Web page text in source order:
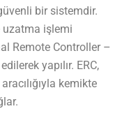
bir sistemdir.
uzatma işlemi
Remote Controller –
yapılır. ERC,
kemikte